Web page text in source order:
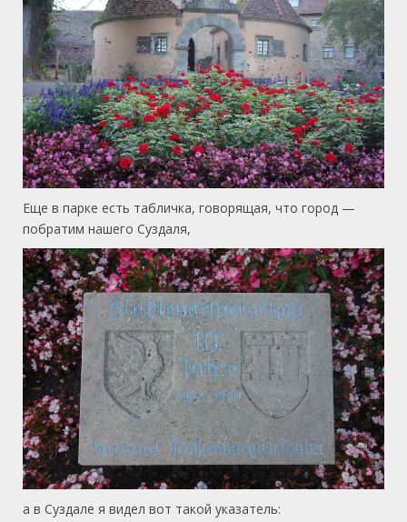
Еще в парке есть табличка, говорящая, что город —
побратим нашего Суздаля,
а в Суздале я видел вот такой указатель: